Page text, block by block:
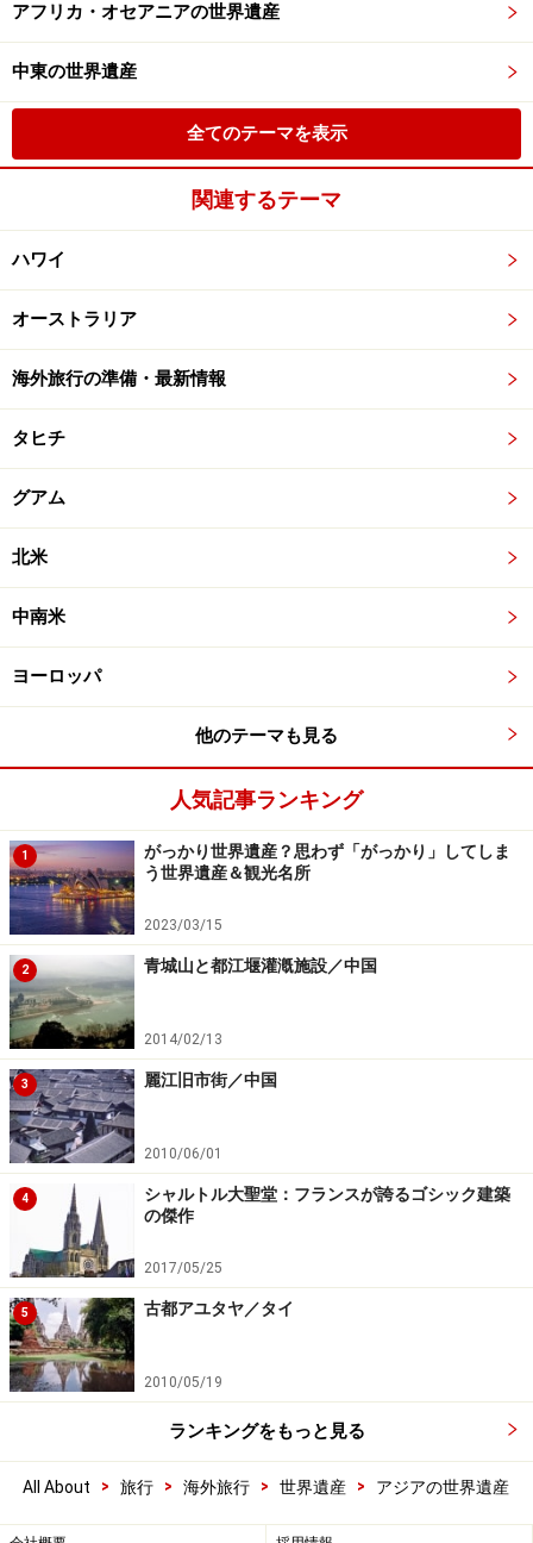
アフリカ・オセアニアの世界遺産
中東の世界遺産
全てのテーマを表示
関連するテーマ
ハワイ
オーストラリア
海外旅行の準備・最新情報
タヒチ
グアム
北米
中南米
ヨーロッパ
他のテーマも見る
人気記事ランキング
1
がっかり世界遺産？思わず「がっかり」してしま
う世界遺産＆観光名所
2023/03/15
2 青城山と都江堰灌漑施設／中国
2014/02/13
3 麗江旧市街／中国
2010/06/01
4
シャルトル大聖堂：フランスが誇るゴシック建築
の傑作
2017/05/25
5 古都アユタヤ／タイ
2010/05/19
ランキングをもっと見る
All About > 旅行 > 海外旅行 > 世界遺産 > アジアの世界遺産